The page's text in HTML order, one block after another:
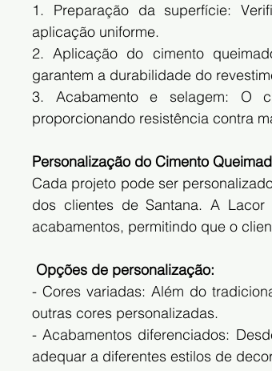
1. Preparação da superfície:
aplicação uniforme.
2. Aplicação do cimento
garantem a durabilidade do
3. Acabamento e selagem: O
proporcionando resistência contra
Personalização do Cimento
Cada projeto pode ser
dos clientes de Santana. A
acabamentos, permitindo que o
Opções de personalização:
- Cores variadas: Além do
outras cores personalizadas.
- Acabamentos diferenciados:
adequar a diferentes estilos de